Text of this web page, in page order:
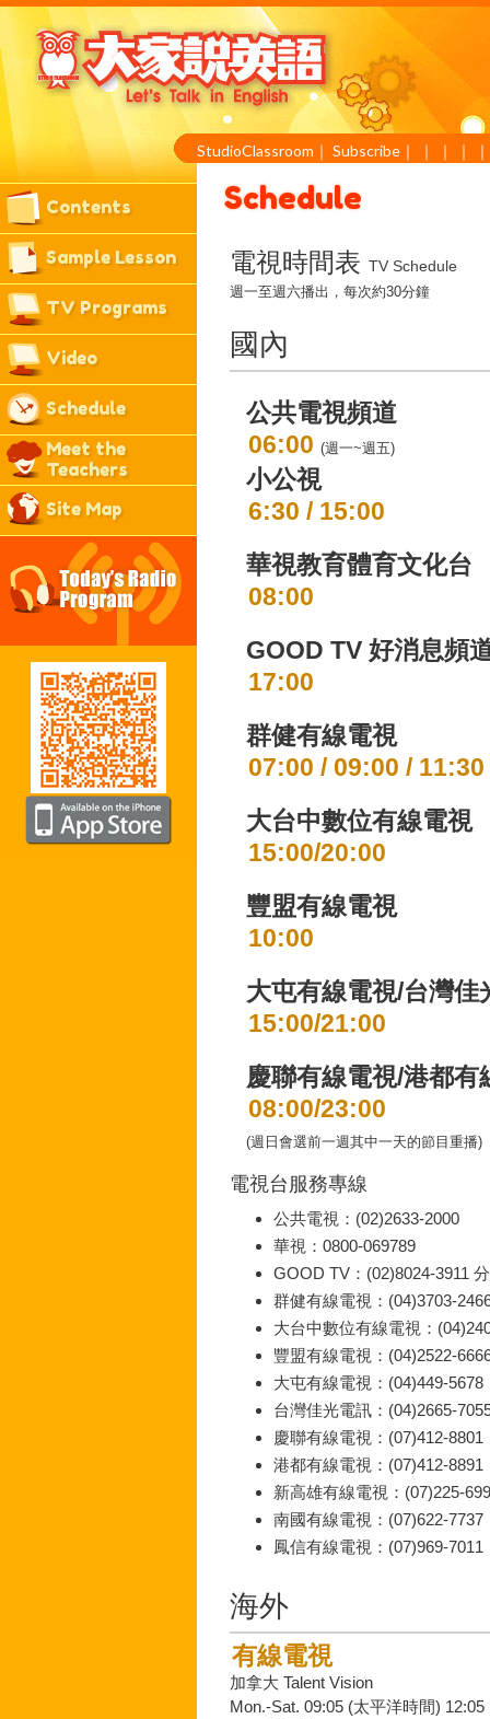
StudioClassroom ｜ Subscribe ｜ ｜ ｜ ｜
Contents
Sample Lesson
TV Programs
Video
Schedule
Meet the
Teachers
Site Map
Schedule
電視時間表 TV Schedule
週一至週六播出，每次約30分鐘
國內
公共電視頻道
06:00 (週一~週五)
小公視
6:30 / 15:00
華視教育體育文化台
08:00
GOOD TV 好消息頻
17:00
群健有線電視
07:00 / 09:00 /
大台中數位有線電視
15:00/20:00
豐盟有線電視
10:00
大屯有線電視/台灣佳
15:00/21:00
慶聯有線電視/港都
08:00/23:00
(週日會選前一週其中一天的節目重播)
電視台服務專線
公共電視：(02)2633-2000
華視：0800-069789
GOOD TV：(02)8024-3911
群健有線電視：(04)3703-
大台中數位有線電視：
豐盟有線電視：(04)2522-
大屯有線電視：(04)449-5678
台灣佳光電訊：(04)2665-
慶聯有線電視：(07)412-8801
港都有線電視：(07)412-8891
新高雄有線電視：(07)225-
南國有線電視：(07)622-7737
鳳信有線電視：(07)969-7011
海外
有線電視
加拿大 Talent Vision
Mon.-Sat. 09:05 (太平洋時間)